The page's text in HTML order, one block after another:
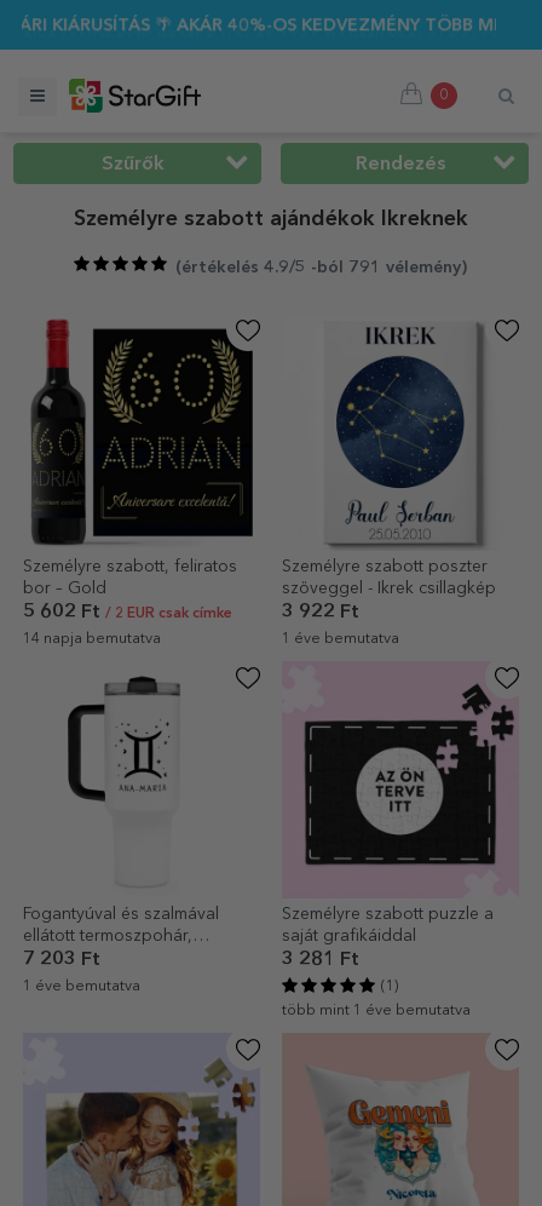
AKÁR 40%-OS KEDVEZMÉNY TÖBB MINT 100 SZEMÉLYRE
0
Szűrők Rendezés
Személyre szabott ajándékok Ikreknek
(értékelés 4.9/5 -ból 791 vélemény)
Személyre szabott, feliratos
bor – Gold
5 602 Ft / 2 EUR csak címke
14 napja bemutatva
Személyre szabott poszter
szöveggel - Ikrek csillagkép
3 922 Ft
1 éve bemutatva
Fogantyúval és szalmával
ellátott termoszpohár,
személyre szabott szöveggel -
Gemini
7 203 Ft
1 éve bemutatva
Személyre szabott puzzle a
saját grafikáiddal
3 281 Ft
(1)
több mint 1 éve bemutatva